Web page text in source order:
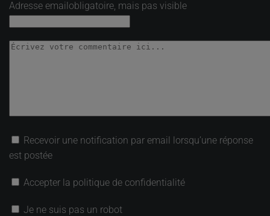
Adresse emailobligatoire, mais pas visible
Recevoir une notification par email lorsqu’une réponse
est postée
Accepter la politique de confidentialité
Je ne suis pas un robot